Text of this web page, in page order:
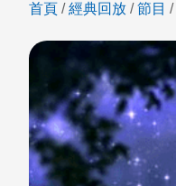
首頁 /經典回放 /節目 /